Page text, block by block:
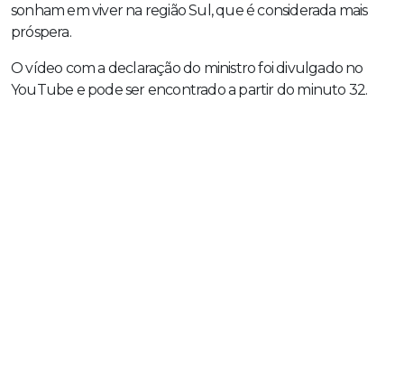
sonham em viver na região Sul, que é considerada mais
próspera.
O vídeo com a declaração do ministro foi divulgado no
YouTube e pode ser encontrado a partir do minuto 32.